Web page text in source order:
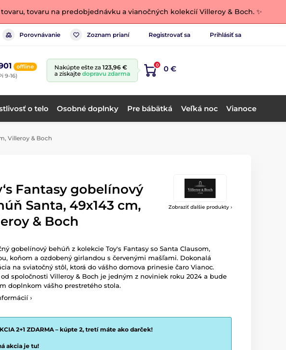
tovaru na predobjednávku a vianočných kolekcií Villeroy & Boch. ✨
Porovnávanie Zoznam prianí Registrovať sa Prihlásiť sa
offline
9-16)
Nakúpte ešte za 123,96 €
a získajte dopravu zdarma
0 0 €
o telo Osobné doplnky Pre bábätká Veľká noc Vianoce
Villeroy & Boch
Zobraziť ďalšie produkty ›
Fantasy gobelínový
Santa, 49x143 cm,
& Boch
gobelínový behúň z kolekcie Toy's Fantasy so Santa Clausom,
koňom a ozdobený girlandou s červenými mašľami. Dokonalá
na sviatočný stôl, ktorá do vášho domova prinesie čaro Vianoc.
od spoločnosti Villeroy & Boch je jedným z noviniek roku 2024 a bude
doplnkom vášho prestretého stola.
›
2+1 ZDARMA – kúpte 2, tretí máte ako darček!
akcia je tu!